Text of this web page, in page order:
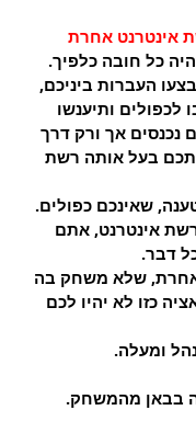
אינטרנט אחרת
כל חובה כלפיך.
העברות ביניכם,
לכפולים ותיענשו
נכנסים אך ורק דרך
בעל אותה רשת
שאינכם כפולים.
אינטרנט, אתם
דבר.
שלא משחק בה
כזו לא יהיו לכם
ומעלה.
בבאן מהמשחק.